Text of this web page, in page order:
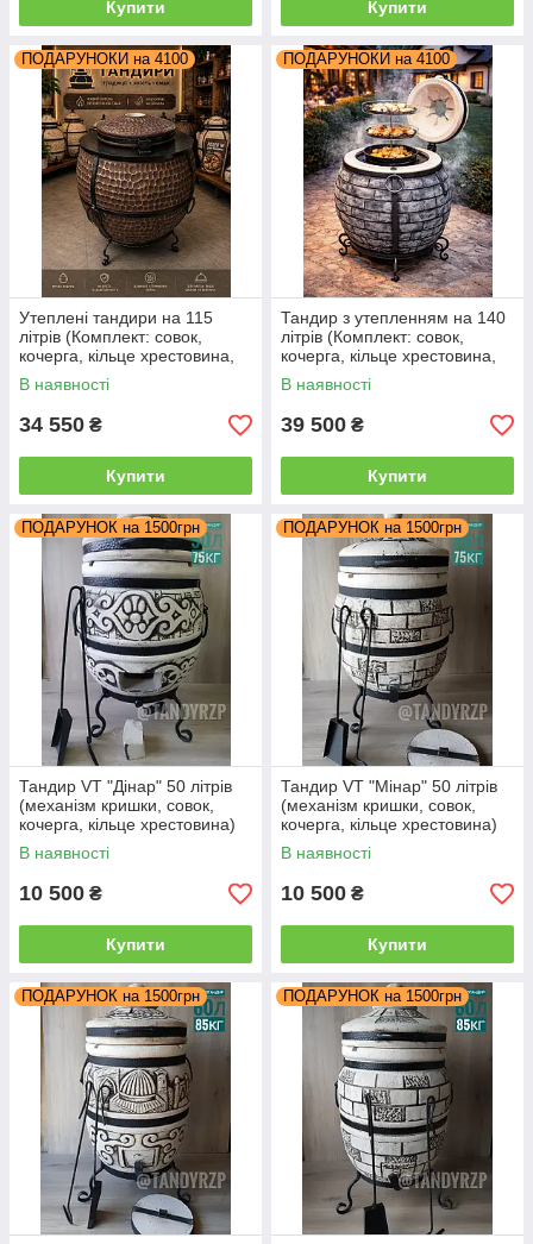
Купити Купити
ПОДАРУНОКИ на 4100
Утеплені тандири на 115
літрів (Комплект: совок,
кочерга, кільце хрестовина,
мех.кришки)
В наявності
34 550 ₴
Купити
ПОДАРУНОКИ на 4100
Тандир з утепленням на 140
літрів (Комплект: совок,
кочерга, кільце хрестовина,
мех.кришки)
В наявності
39 500 ₴
Купити
ПОДАРУНОК на 1500грн
Тандир VT "Дінар" 50 літрів
(механізм кришки, совок,
кочерга, кільце хрестовина)
В наявності
10 500 ₴
Купити
ПОДАРУНОК на 1500грн
Тандир VT "Мінар" 50 літрів
(механізм кришки, совок,
кочерга, кільце хрестовина)
В наявності
10 500 ₴
Купити
ПОДАРУНОК на 1500грн ПОДАРУНОК на 1500грн